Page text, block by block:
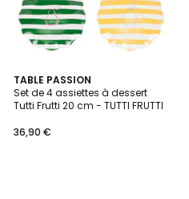
TABLE PASSION
Set de 4 assiettes à dessert
Tutti Frutti 20 cm - TUTTI FRUTTI
36,90 €